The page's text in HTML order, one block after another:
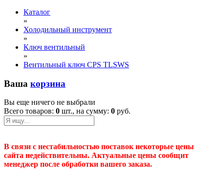
Каталог
»
Холодильный инструмент
»
Ключ вентильный
»
Вентильный ключ CPS TLSWS
Ваша корзина
Вы еще ничего не выбрали
Всего товаров: 0 шт., на сумму: 0 руб.
В связи с нестабильностью поставок некоторые цены
сайта недействительны. Актуальные цены сообщит
менеджер после обработки вашего заказа.